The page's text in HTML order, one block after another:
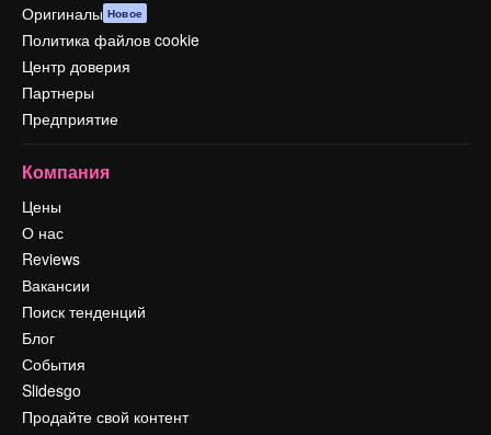
Оригиналы Новое
Политика файлов cookie
Центр доверия
Партнеры
Предприятие
Компания
Цены
О нас
Reviews
Вакансии
Поиск тенденций
Блог
События
Slidesgo
Продайте свой контент